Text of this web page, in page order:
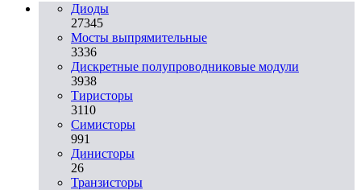
Диоды
27345
Мосты выпрямительные
3336
Дискретные полупроводниковые модули
3938
Тиристоры
3110
Симисторы
991
Динисторы
26
Транзисторы